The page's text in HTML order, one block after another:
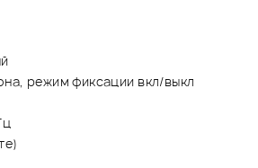
режим фиксации вкл/выкл